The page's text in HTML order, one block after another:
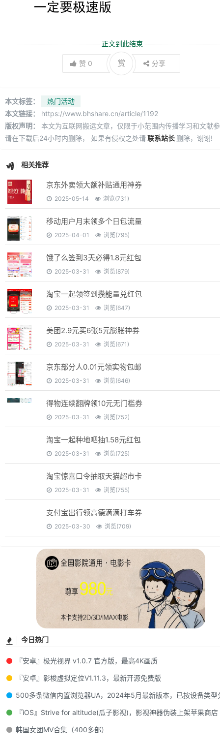
正文到此结束
赞 0 赏 分享
本文标签：
热门活动
本文链接：
https://www.bhshare.cn/article/1192
版权声明：
本文为互联网搬运文章，仅限于小范围内传播学习和文献
请在下载后24小时内删除， 如果有侵权之处请联系站长删除，谢谢!
相关推荐
京东外卖领大额补贴通用神券
2025-05-14 浏览(731)
移动用户月末领多个日包流量
2025-04-01 浏览(795)
饿了么签到3天必得1.8元红包
2025-03-31 浏览(879)
淘宝一起领签到攒能量兑红包
2025-03-31 浏览(647)
美团2.9元买6张5元膨胀神券
2025-03-31 浏览(671)
京东部分人0.01元领实物包邮
2025-03-31 浏览(646)
得物连续翻牌领10元无门槛券
2025-03-31 浏览(752)
淘宝一起种地吧抽1.58元红包
2025-03-31 浏览(725)
淘宝惊喜口令抽取天猫超市卡
2025-03-31 浏览(755)
支付宝出行领高德滴滴打车券
2025-03-30 浏览(709)
今日热门
『安卓』极光视界 v1.0.7 官方版，最高4K画质
『安卓』影梭虚拟定位V1.11.3，最新开源免费版
500多条微信内置浏览器UA，2024年5月最新版本，已按设备类型
『iOS』Strive for altitude(瓜子影视)，影视神器伪装上架苹果商店
韩国女团MV合集（400多部）